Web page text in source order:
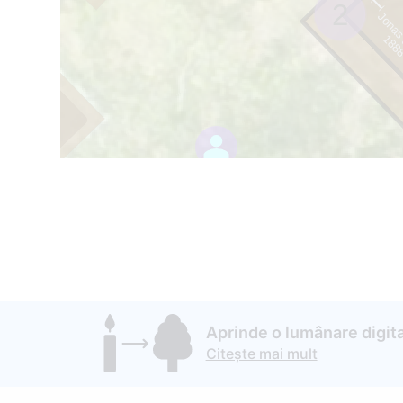
8
8
8
-
1
9
2
Aprinde o lumânare
Citește mai mult